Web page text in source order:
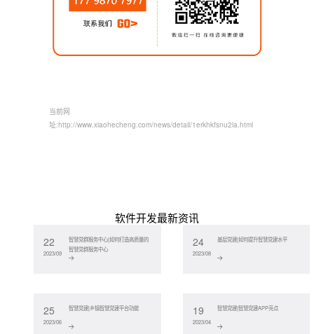
当前网
址:http://www.xiaohecheng.com/news/detail/1erkhkfsnu2la.html
软件开发最新资讯
22
2023/09
智慧党群服务中心|如何打造高质量的
智慧党群服务中心
24
2023/08
基层党建|如何提升智慧党建水平
25
2023/06
智慧党建|乡镇智慧党建平台功能 19
2023/04
智慧党建|智慧党建APP亮点